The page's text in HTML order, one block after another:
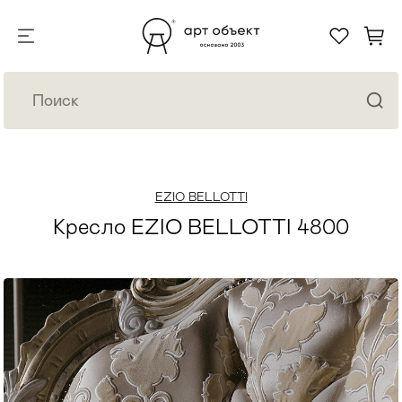
EZIO BELLOTTI
Кресло EZIO BELLOTTI 4800